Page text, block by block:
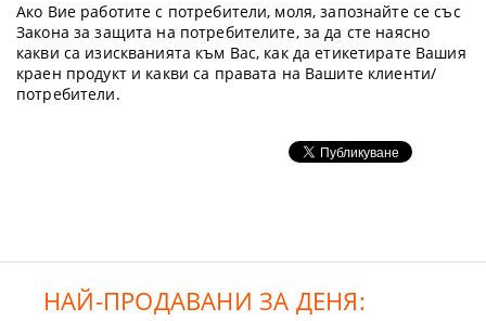
Ако Вие работите с потребители, моля, запознайте се със
Закона за защита на потребителите, за да сте наясно
какви са изискванията към Вас, как да етикетирате Вашия
краен продукт и какви са правата на Вашите клиенти/
потребители.
НАЙ-ПРОДАВАНИ ЗА ДЕНЯ: